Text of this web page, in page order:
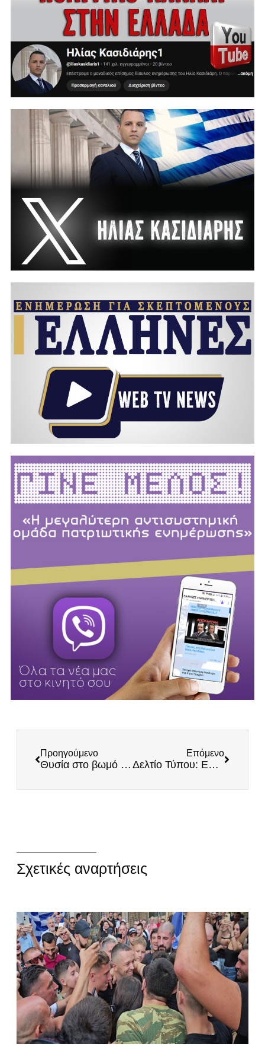
Προηγούμενο
Θυσία στο βωμό του κέρδους τα παράλια του Ξηρομέρου
Επόμενο
Δελτίο Τύπου: Εθνικό έγκλημα στα Τέμπη – Ως πότε;
Σχετικές αναρτήσεις